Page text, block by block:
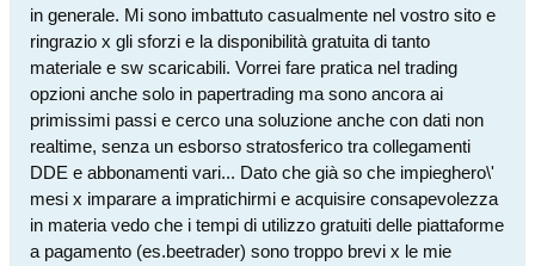
in generale. Mi sono imbattuto casualmente nel vostro sito e
ringrazio x gli sforzi e la disponibilità gratuita di tanto
materiale e sw scaricabili. Vorrei fare pratica nel trading
opzioni anche solo in papertrading ma sono ancora ai
primissimi passi e cerco una soluzione anche con dati non
realtime, senza un esborso stratosferico tra collegamenti
DDE e abbonamenti vari... Dato che già so che impieghero\'
mesi x imparare a impratichirmi e acquisire consapevolezza
in materia vedo che i tempi di utilizzo gratuiti delle piattaforme
a pagamento (es.beetrader) sono troppo brevi x le mie